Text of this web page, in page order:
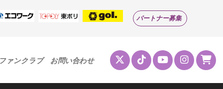
パートナー募集
ァンクラブ お問い合わせ